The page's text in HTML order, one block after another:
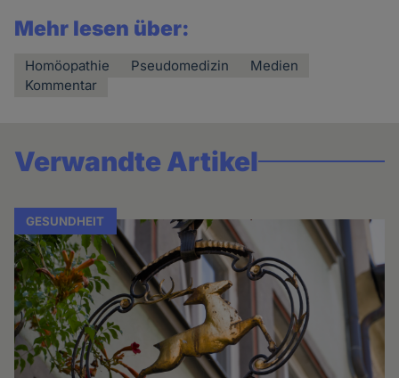
Mehr lesen über:
Homöopathie Pseudomedizin
Medien
Kommentar
Verwandte Artikel
GESUNDHEIT